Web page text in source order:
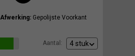
Afwerking: Gepolijste Voorkant
Aantal: